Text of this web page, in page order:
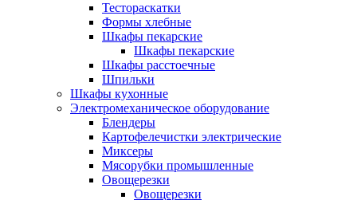
Тестораскатки
Формы хлебные
Шкафы пекарские
Шкафы пекарские
Шкафы расстоечные
Шпильки
Шкафы кухонные
Электромеханическое оборудование
Блендеры
Картофелечистки электрические
Миксеры
Мясорубки промышленные
Овощерезки
Овощерезки